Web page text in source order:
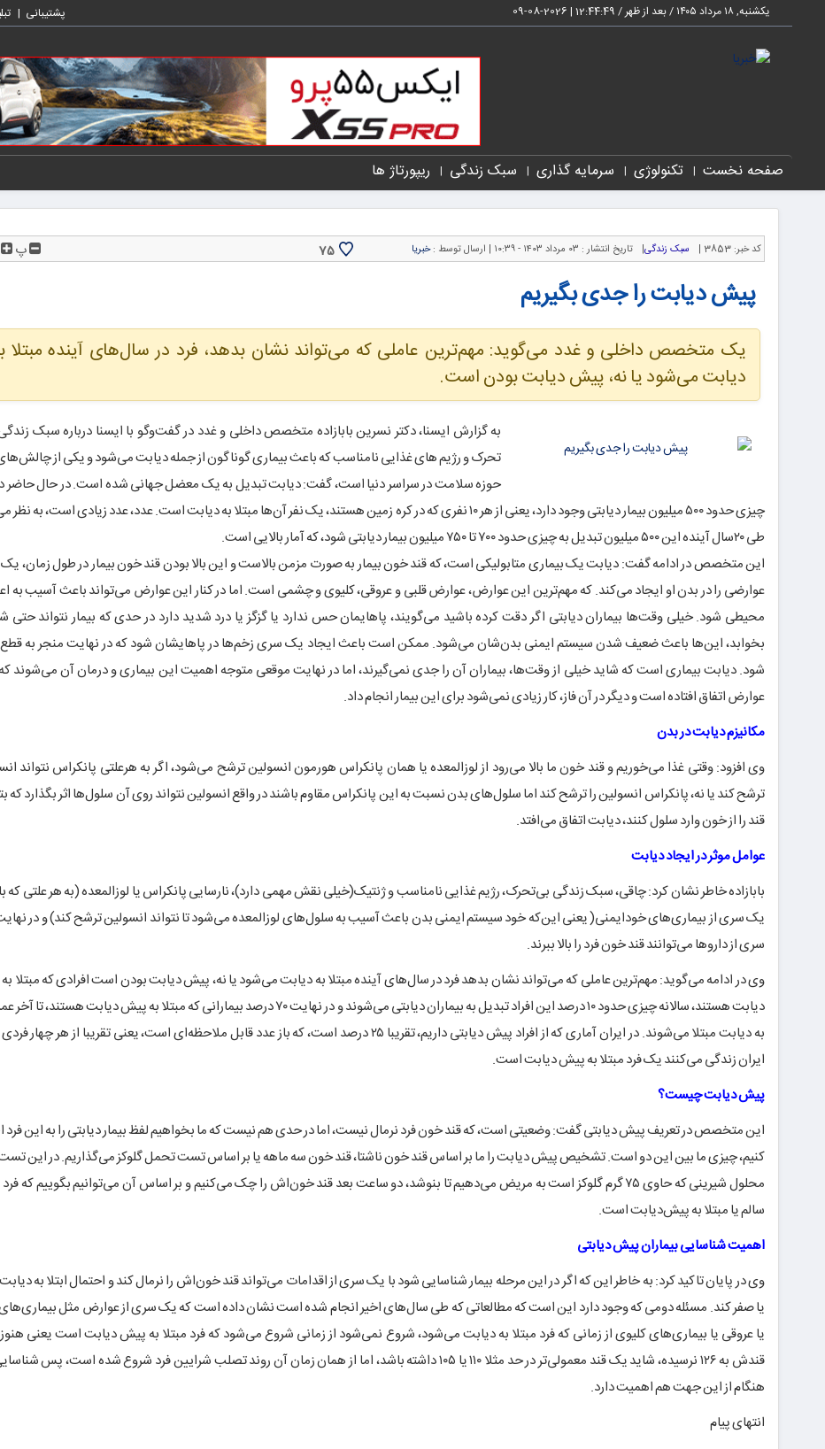
یکشنبه, ۱۸ مرداد ۱۴۰۵ / بعد از ظهر / 12:44:50
|
2026-08-09 پشتیبانی
صفحه نخست تکنولوژی سرمایه گذاری سبک زندگی ریپورتاژ ها
کد خبر: 3853 | سبک زندگی| تاریخ انتشار : ۰۳ مرداد ۱۴۰۳ - ۱۰:۳۹ | ارسال توسط :خبریا 75 پ
پیش دیابت را جدی بگیریم
یک متخصص داخلی و غدد می‌گوید: مهم‌ترین عاملی که می‌تواند نشان بدهد، فرد در سال‌های آینده مبتلا
دیابت می‌شود یا نه، پیش دیابت بودن است.
به گزارش ایسنا، دکتر نسرین بابازاده متخصص داخلی و غدد در گفت‌وگو با ایسنا درباره سبک
تحرک و رژیم های غذایی نامناسب که باعث بیماری گوناگون از جمله دیابت می‌شود و یکی از
حوزه سلامت در سراسر دنیا است، گفت: دیابت تبدیل به یک معضل جهانی شده است. در حال حاضر
چیزی حدود ۵۰۰ میلیون بیمار دیابتی وجود دارد، یعنی از هر ۱۰ نفری که در کره زمین هستند، یک نفر آن‌ها مبتلا به دیابت است. عدد، عدد زیادی است، به
طی ۲۰سال آینده این ۵۰۰ میلیون تبدیل به چیزی حدود ۷۰۰ تا ۷۵۰ میلیون بیمار دیابتی شود، که آمار بالایی است.
این متخصص در ادامه گفت: دیابت یک بیماری متابولیکی است، که قند خون بیمار به صورت مزمن بالاست و این بالا بودن قند خون بیمار در طول زمان،
عوارضی را در بدن او ایجاد می‌کند. که مهم‌ترین این عوارض، عوارض قلبی و عروقی، کلیوی و چشمی است. اما در کنار این عوارض می‌تواند باعث آسیب به
محیطی شود. خیلی وقت‌ها بیماران دیابتی اگر دقت کرده باشید می‌گویند، پاهایمان حس ندارد یا گزگز یا درد شدید دارد در حدی که بیمار نتواند
بخوابد، این‌ها باعث ضعیف شدن سیستم ایمنی بدن‌شان می‌شود. ممکن است باعث ایجاد یک سری زخم‌ها در پاهایشان شود که در نهایت منجر به
شود. دیابت بیماری است که شاید خیلی از وقت‌ها، بیماران آن را جدی نمی‌گیرند، اما در نهایت موقعی متوجه اهمیت این بیماری و درمان آن می‌شوند
عوارض اتفاق افتاده است و دیگر در آن فاز، کار زیادی نمی‌شود برای این بیمار انجام داد.
مکانیزم دیابت در بدن
وی افزود: وقتی غذا می‌خوریم و قند خون ما بالا می‌رود از لوزالمعده یا همان پانکراس هورمون انسولین ترشح می‌شود، اگر به هرعلتی پانکراس نتواند
ترشح کند یا نه، پانکراس انسولین را ترشح کند اما سلول‌های بدن نسبت به این پانکراس مقاوم باشند در واقع انسولین نتواند روی آن سلول‌ها اثر بگذارد که
قند را از خون وارد سلول کنند، دیابت اتفاق می‌افتد.
عوامل موثر در ایجاد دیابت
بابازاده خاطر نشان کرد: چاقی، سبک زندگی بی‌تحرک، رژیم غذایی نامناسب و ژنتیک(خیلی نقش مهمی دارد)، نارسایی پانکراس یا لوزالمعده (به هر علتی که
یک سری از بیماری‌های خودایمنی( یعنی این‌که خود سیستم ایمنی بدن باعث آسیب به سلول‌های لوزالمعده می‌شود تا نتواند انسولین ترشح کند) و در
سری از داروها می‌توانند قند خون فرد را بالا ببرند.
وی در ادامه می‌گوید: مهم‌ترین عاملی که می‌تواند نشان بدهد فرد در سال‌های آینده مبتلا به دیابت می‌شود یا نه، پیش دیابت بودن است افرادی که مبتلا
دیابت هستند، سالانه چیزی حدود ۱۰ درصد این افراد تبدیل به بیماران دیابتی می‌شوند و در نهایت ۷۰ درصد بیمارانی که مبتلا به پیش دیابت
به دیابت مبتلا می‌شوند. در ایران آماری که از افراد پیش دیابتی داریم، تقریبا ۲۵ درصد است، که باز عدد قابل ملاحظه‌ای است، یعنی تقریبا از هر
ایران زندگی می‌کنند یک فرد مبتلا به پیش دیابت است.
پیش دیابت چیست؟
این متخصص در تعریف پیش دیابتی گفت: وضعیتی است، که قند خون فرد نرمال نیست، اما در حدی هم نیست که ما بخواهیم لفظ بیمار دیابتی را به این فرد
کنیم، چیزی ما بین این دو است. تشخیص پیش دیابت را ما بر اساس قند خون ناشتا، قند خون سه ماهه یا بر اساس تست تحمل گلوکز می‌گذاریم. در این
محلول شیرینی که حاوی ۷۵ گرم گلوکز است به مریض می‌دهیم تا بنوشد، دو ساعت بعد قند خون‌اش را چک می‌کنیم و بر اساس آن می‌توانیم بگوییم که فرد
سالم یا مبتلا به پیش‌دیابت است.
اهمیت شناسایی بیماران پیش دیابتی
وی در پایان تاکید کرد: به خاطر این که اگر در این مرحله بیمار شناسایی شود با یک سری از اقدامات می‌تواند قند خون‌اش را نرمال کند و احتمال ابتلا به
یا صفر کند. مسئله دومی که وجود دارد این است که مطالعاتی که طی سال‌های اخیر انجام شده است نشان داده است که یک سری از عوارض مثل
یا عروقی یا بیماری‌های کلیوی از زمانی که فرد مبتلا به دیابت می‌شود، شروع نمی‌شود از زمانی شروع می‌شود که فرد مبتلا به پیش دیابت است یعنی هنوز
قندش به ۱۲۶ نرسیده، شاید یک قند معمولی‌تر در حد مثلا ۱۱۰ یا ۱۰۵ داشته باشد، اما از همان زمان آن روند تصلب شرایین فرد شروع شده است، پس
هنگام از این جهت هم اهمیت دارد.
انتهای پیام